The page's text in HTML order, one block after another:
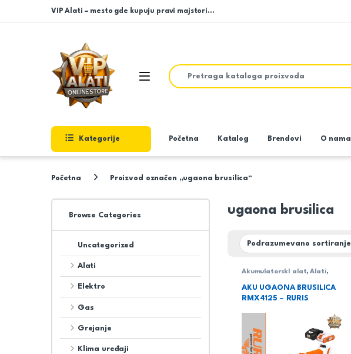
Skip to navigation
Skip to content
VIP Alati – mesto gde kupuju pravi majstori…
Open
Search for:
Kategorije Početna Katalog Brendovi O nama
Početna Proizvod označen „ugaona brusilica“
ugaona brusilica
AkumulatorskI alat,Alati,
AKU UGAONA BRUSILICA
RMX4125 – RURIS
Browse Categories
Uncategorized
Alati
Elektro
Gas
Grejanje
Klima uređaji